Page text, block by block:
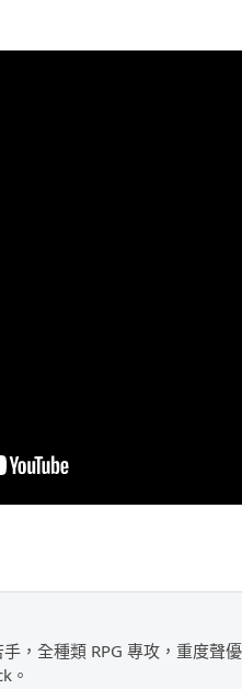
手，全種類 RPG 專攻，重度
。